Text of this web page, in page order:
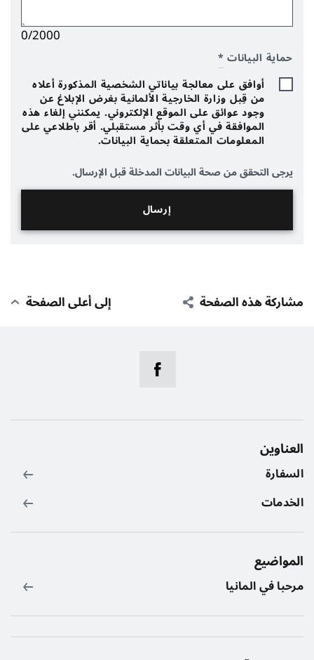
0/2000
حماية البيانات *
أوافق على معالجة بياناتي الشخصية المذكورة أعلاه
من قِبل وزارة الخارجية الألمانية بغرض الإبلاغ عن
وجود عوائق على الموقع الإلكتروني. يمكنني إلغاء هذه
الموافقة في أي وقت بأثر مستقبلي. أقر باطلاعي على
المعلومات المتعلقة بحماية البيانات.
يرجى التحقق من صحة البيانات المدخلة قبل الإرسال.
مشاركة هذه الصفحة إلى أعلى الصفحة
العناوين
السفارة
الخدمات
المواضيع
مرحبا في المانيا